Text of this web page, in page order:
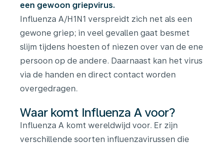
een gewoon griepvirus.
Influenza A/H1N1 verspreidt zich net als een
gewone griep; in veel gevallen gaat besmet
slijm tijdens hoesten of niezen over van de ene
persoon op de andere. Daarnaast kan het virus
via de handen en direct contact worden
overgedragen.
Waar komt Influenza A voor?
Influenza A komt wereldwijd voor. Er zijn
verschillende soorten influenzavirussen die